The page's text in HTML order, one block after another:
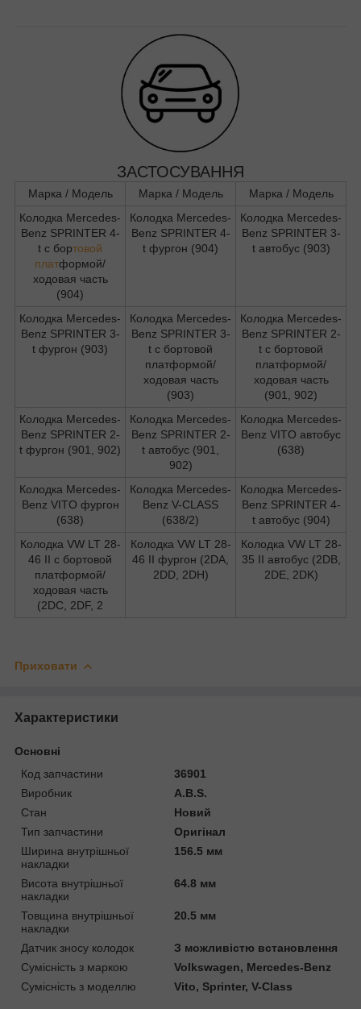
ЗАСТОСУВАННЯ
Марка / Модель Марка / Модель
Марка / Модель
Колодка Mercedes-
Benz SPRINTER 4-
t c бортовой
платформой/
ходовая часть
(904)
Колодка Mercedes-
Benz SPRINTER 4-
t фургон (904)
Колодка Mercedes-
Benz SPRINTER 3-
t автобус (903)
Колодка Mercedes-
Benz SPRINTER 3-
t фургон (903)
Колодка Mercedes-
Benz SPRINTER 3-
t c бортовой
платформой/
ходовая часть
(903)
Колодка Mercedes-
Benz SPRINTER 2-
t c бортовой
платформой/
ходовая часть
(901, 902)
Колодка Mercedes-
Benz SPRINTER 2-
t фургон (901, 902)
Колодка Mercedes-
Benz SPRINTER 2-
t автобус (901,
902)
Колодка Mercedes-
Benz VITO автобус
(638)
Колодка Mercedes-
Benz VITO фургон
(638)
Колодка Mercedes-
Benz V-CLASS
(638/2)
Колодка Mercedes-
Benz SPRINTER 4-
t автобус (904)
Колодка VW LT 28-
46 II c бортовой
платформой/
ходовая часть
(2DC, 2DF, 2
Колодка VW LT 28-
46 II фургон (2DA,
2DD, 2DH)
Колодка VW LT 28-
35 II автобус (2DB,
2DE, 2DK)
Приховати
Характеристики
Основні
Код запчастини
36901
Виробник
A.B.S.
Стан
Новий
Тип запчастини
Оригінал
Ширина внутрішньої
накладки
156.5 мм
Висота внутрішньої
накладки
64.8 мм
Товщина внутрішньої
накладки
20.5 мм
Датчик зносу колодок
З можливістю встановлення
Сумісність з маркою
Volkswagen, Mercedes-Benz
Сумісність з моделлю
Vito, Sprinter, V-Class